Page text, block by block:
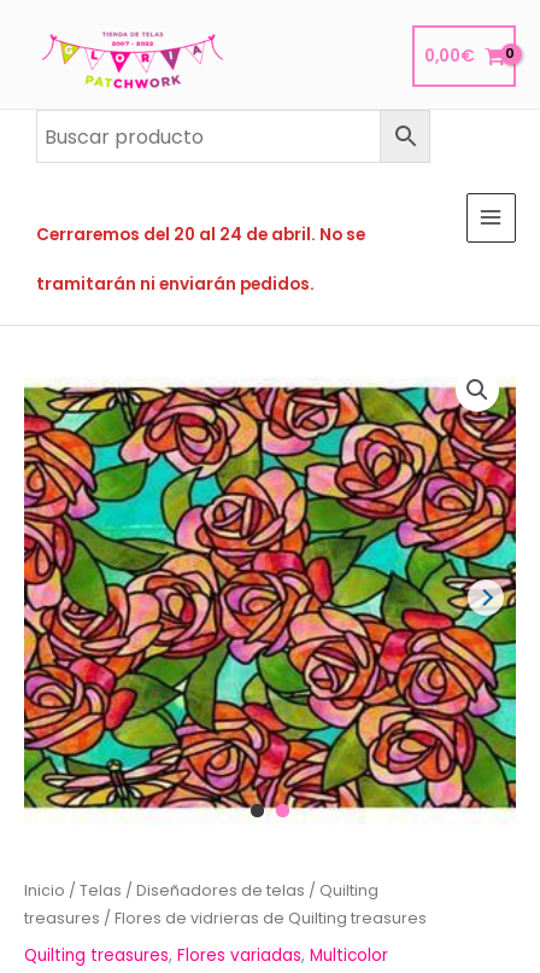
0,00€
Cerraremos del 20 al 24 de abril. No se
tramitarán ni enviarán pedidos.
Inicio / Telas / Diseñadores de telas / Quilting
treasures / Flores de vidrieras de Quilting treasures
Quilting treasures, Flores variadas, Multicolor